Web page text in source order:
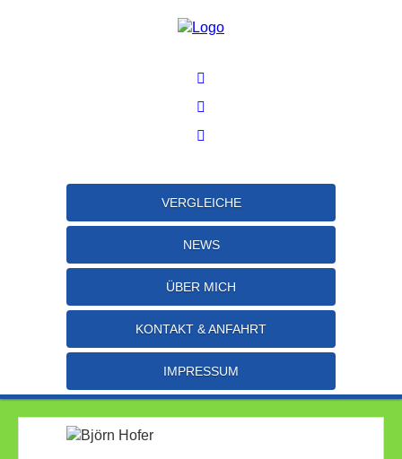
VERGLEICHE
NEWS
ÜBER MICH
KONTAKT & ANFAHRT
IMPRESSUM